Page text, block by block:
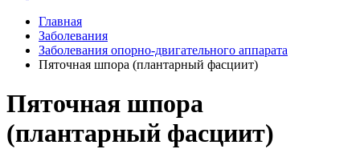
Главная
Заболевания
Заболевания опорно-двигательного аппарата
Пяточная шпора (плантарный фасциит)
Пяточная шпора
(плантарный фасциит)